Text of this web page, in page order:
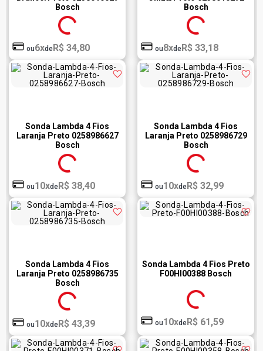
Bosch
ou6xdeR$ 34,80
Bosch
ou8xdeR$ 33,18
Sonda Lambda 4 Fios
Laranja Preto 0258986627
Bosch
ou10xdeR$ 38,40
Sonda Lambda 4 Fios
Laranja Preto 0258986729
Bosch
ou10xdeR$ 32,99
Sonda Lambda 4 Fios
Laranja Preto 0258986735
Bosch
ou10xdeR$ 43,39
Sonda Lambda 4 Fios Preto
F00Hl00388 Bosch
ou10xdeR$ 61,59